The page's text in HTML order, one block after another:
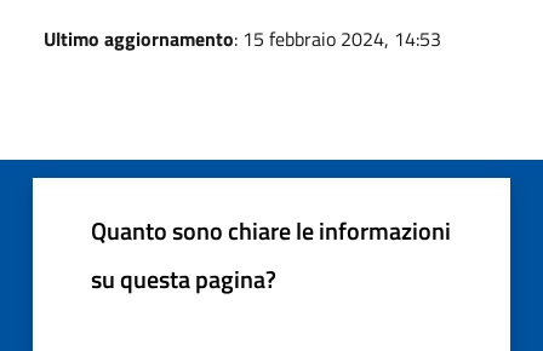
Ultimo aggiornamento: 15 febbraio 2024, 14:53
Quanto sono chiare le informazioni
su questa pagina?